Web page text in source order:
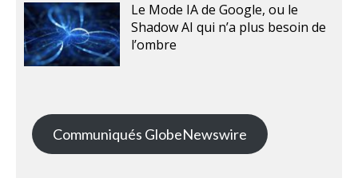
Le Mode IA de Google, ou le
Shadow AI qui n’a plus besoin de
l’ombre
Communiqués GlobeNewswire